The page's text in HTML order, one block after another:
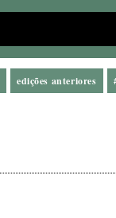
edições anteriores